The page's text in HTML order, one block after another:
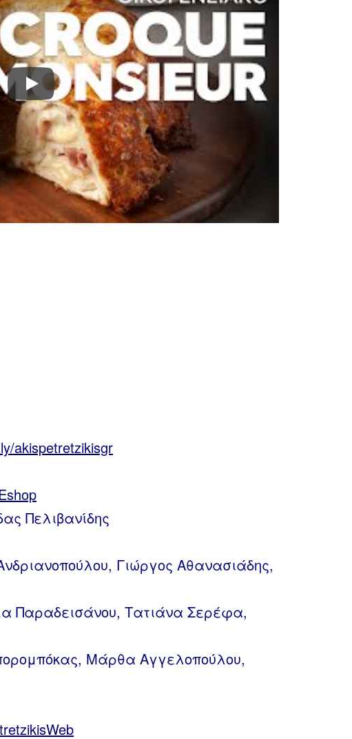
akispetretzikisgr
Πελιβανίδης
Γιώργος Αθανασιάδης,
Παραδεισάνου, Τατιάνα Σερέφα,
Μάρθα Αγγελοπούλου,